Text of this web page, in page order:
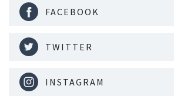
FACEBOOK
TWITTER
INSTAGRAM